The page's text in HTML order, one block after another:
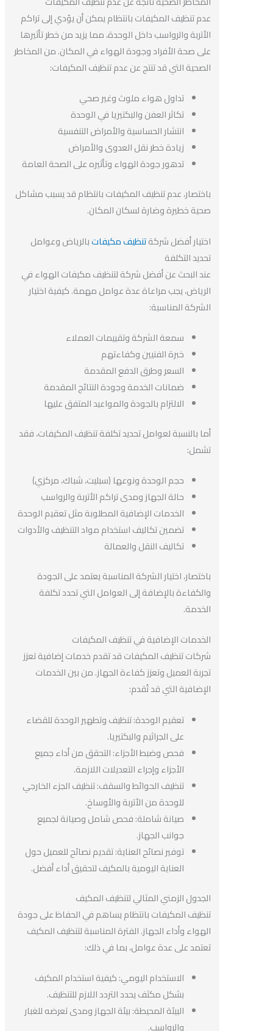
عدم تنظيف المكيفات بانتظام يمكن أن يؤدي إلى تراكم
الأتربة والرواسب داخل الوحدة، مما يزيد من خطر تأثيرها
على صحة الأفراد وجودة الهواء في المكان. من المخاطر
الصحية التي قد تنتج عن عدم تنظيف المكيفات:
تداول هواء ملوث وغير صحي
تكاثر العفن والبكتيريا في الوحدة
انتشار الحساسية والأمراض التنفسية
زيادة خطر نقل العدوى والأمراض
تدهور جودة الهواء وتأثيره على الصحة العامة
باختصار، عدم تنظيف المكيفات بانتظام قد يسبب مشاكل
صحية خطيرة وضارة لسكان المكان.
اختيار أفضل شركةتنظيف مكيفاتبالرياض وعوامل
تحديد التكلفة
عند البحث عن أفضل شركة لتنظيف مكيفات الهواء في
الرياض، يجب مراعاة عدة عوامل مهمة. كيفية اختيار
الشركة المناسبة:
سمعة الشركة وتقييمات العملاء
خبرة الفنيين وكفاءتهم
السعر وطرق الدفع المقدمة
ضمانات الخدمة وجودة النتائج المقدمة
الالتزام بالجودة والمواعيد المتفق عليها
أما بالنسبة لعوامل تحديد تكلفة تنظيف المكيفات، فقد
تشمل:
حجم الوحدة ونوعها (سبليت، شباك، مركزي)
حالة الجهاز ومدى تراكم الأتربة والرواسب
الخدمات الإضافية المطلوبة مثل تعقيم الوحدة
تضمين تكاليف استخدام مواد التنظيف والأدوات
تكاليف النقل والعمالة
باختصار، اختيار الشركة المناسبة يعتمد على الجودة
والكفاءة بالإضافة إلى العوامل التي تحدد تكلفة
الخدمة.
الخدمات الإضافية في تنظيف المكيفات
شركات تنظيف المكيفات قد تقدم خدمات إضافية تعزز
تجربة العميل وتعزز كفاءة الجهاز. من بين الخدمات
الإضافية التي قد تُقدم:
تعقيم الوحدة: تنظيف وتطهير الوحدة للقضاء
على الجراثيم والبكتيريا.
فحص وضبط الأجزاء: التحقق من أداء جميع
الأجزاء وإجراء التعديلات اللازمة.
تنظيف الحوائط والسقف: تنظيف الجزء الخارجي
للوحدة من الأتربة والأوساخ.
صيانة شاملة: فحص شامل وصيانة لجميع
جوانب الجهاز.
توفير نصائح العناية: تقديم نصائح للعميل حول
العناية اليومية بالمكيف لتحقيق أداء أفضل.
الجدول الزمني المثالي لتنظيف المكيف
تنظيف المكيفات بانتظام يساهم في الحفاظ على جودة
الهواء وأداء الجهاز. الفترة المناسبة لتنظيف المكيف
تعتمد على عدة عوامل، بما في ذلك:
الاستخدام اليومي: كيفية استخدام المكيف
بشكل مكثف يحدد التردد اللازم للتنظيف.
البيئة المحيطة: بيئة الجهاز ومدى تعرضه للغبار
والرواسب.